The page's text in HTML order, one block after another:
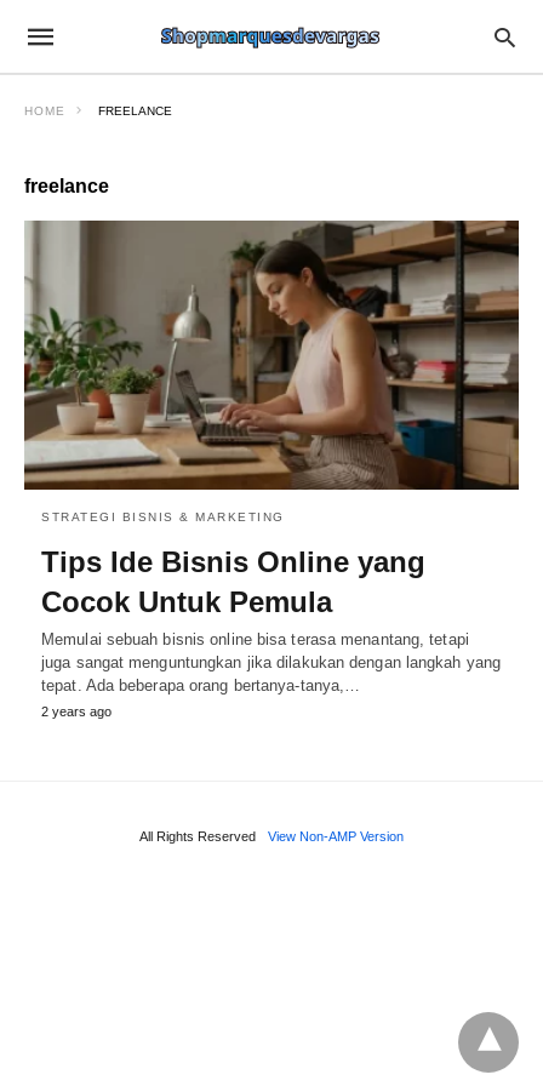
HOME FREELANCE
freelance
STRATEGI BISNIS & MARKETING
Tips Ide Bisnis Online yang
Cocok Untuk Pemula
Memulai sebuah bisnis online bisa terasa menantang, tetapi
juga sangat menguntungkan jika dilakukan dengan langkah yang
tepat. Ada beberapa orang bertanya-tanya,…
2 years ago
All Rights Reserved View Non-AMP Version